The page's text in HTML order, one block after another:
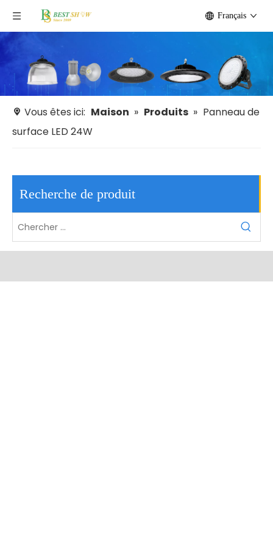
Français
Vous êtes ici: Maison » Produits » Panneau de
surface LED 24W
Recherche de produit